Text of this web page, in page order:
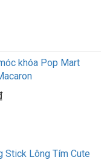
khóa Pop Mart
Stick Lông Tím Cute